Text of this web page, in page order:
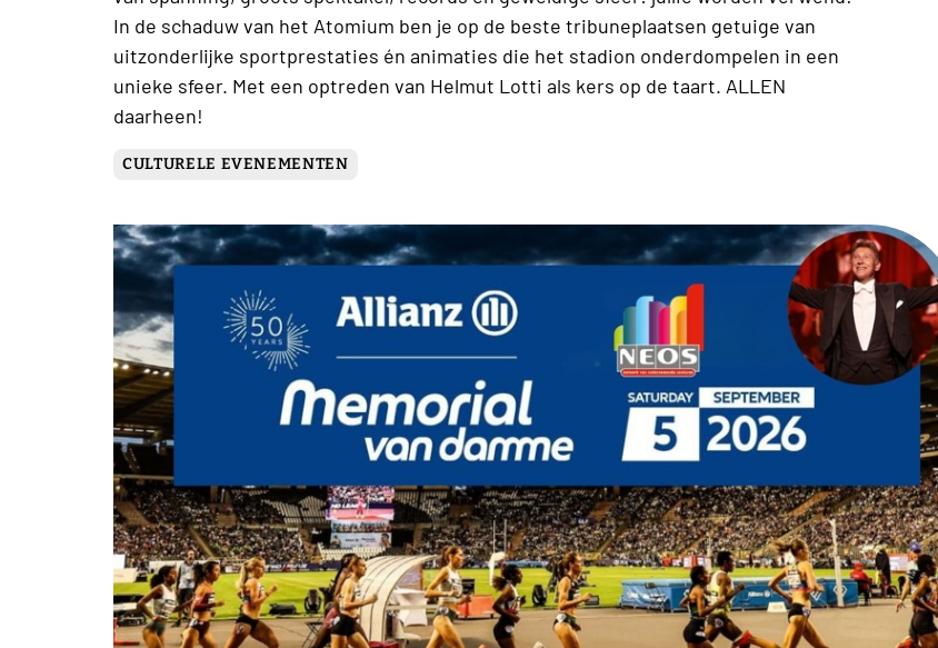
In de schaduw van het Atomium ben je op de beste tribuneplaatsen getuige van
uitzonderlijke sportprestaties én animaties die het stadion onderdompelen in een
unieke sfeer. Met een optreden van Helmut Lotti als kers op de taart. ALLEN
daarheen!
CULTURELE EVENEMENTEN